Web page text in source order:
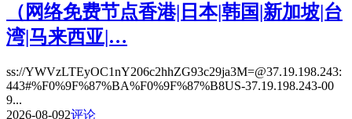
（网络免费节点香港|日本|韩国|新加坡|台
湾|马来西亚|…
ss://YWVzLTEyOC1nY206c2hhZG93c29ja3M=@37.19.198.243:
443#%F0%9F%87%BA%F0%9F%87%B8US-37.19.198.243-00
9...
2026-08-092评论